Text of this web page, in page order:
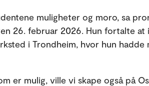
muligheter og moro, sa
26. februar 2026. Hun fortalte at
i Trondheim, hvor hun hadde
er mulig, ville vi skape også på